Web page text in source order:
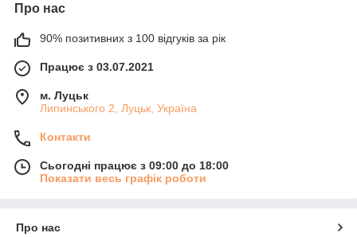
Про нас
90% позитивних з 100 відгуків за рік
Працює з 03.07.2021
м. Луцьк
Липинського 2, Луцьк, Україна
Контакти
Сьогодні працює з 09:00 до 18:00
Показати весь графік роботи
Про нас